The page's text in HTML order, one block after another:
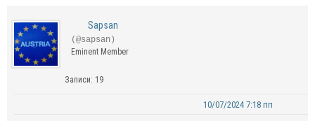
Sapsan
(@sapsan)
Eminent Member
Записи: 19
10/07/2024 7:18 пп